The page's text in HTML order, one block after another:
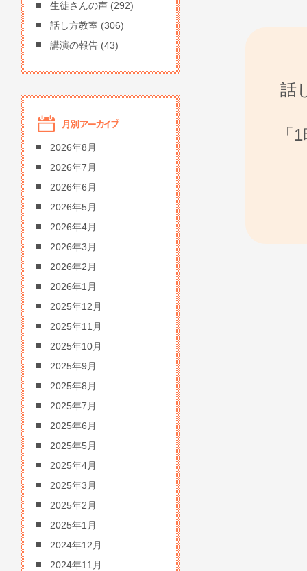
話
「
生徒さんの声 (292)
話し方教室 (306)
講演の報告 (43)
2026年8月
2026年7月
2026年6月
2026年5月
2026年4月
2026年3月
2026年2月
2026年1月
2025年12月
2025年11月
2025年10月
2025年9月
2025年8月
2025年7月
2025年6月
2025年5月
2025年4月
2025年3月
2025年2月
2025年1月
2024年12月
2024年11月